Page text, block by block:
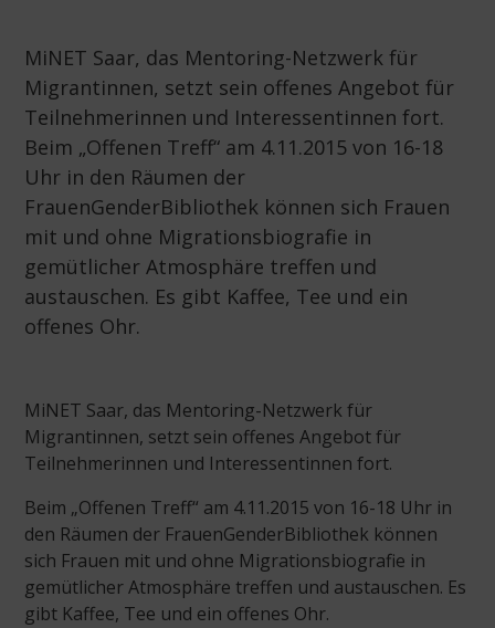
MiNET Saar, das Mentoring-Netzwerk für
Migrantinnen, setzt sein offenes Angebot für
Teilnehmerinnen und Interessentinnen fort.
Beim „Offenen Treff“ am 4.11.2015 von 16-18
Uhr in den Räumen der
FrauenGenderBibliothek können sich Frauen
mit und ohne Migrationsbiografie in
gemütlicher Atmosphäre treffen und
austauschen. Es gibt Kaffee, Tee und ein
offenes Ohr.
MiNET Saar, das Mentoring-Netzwerk für
Migrantinnen, setzt sein offenes Angebot für
Teilnehmerinnen und Interessentinnen fort.
Beim „Offenen Treff“ am 4.11.2015 von 16-18 Uhr in
den Räumen der FrauenGenderBibliothek können
sich Frauen mit und ohne Migrationsbiografie in
gemütlicher Atmosphäre treffen und austauschen. Es
gibt Kaffee, Tee und ein offenes Ohr.